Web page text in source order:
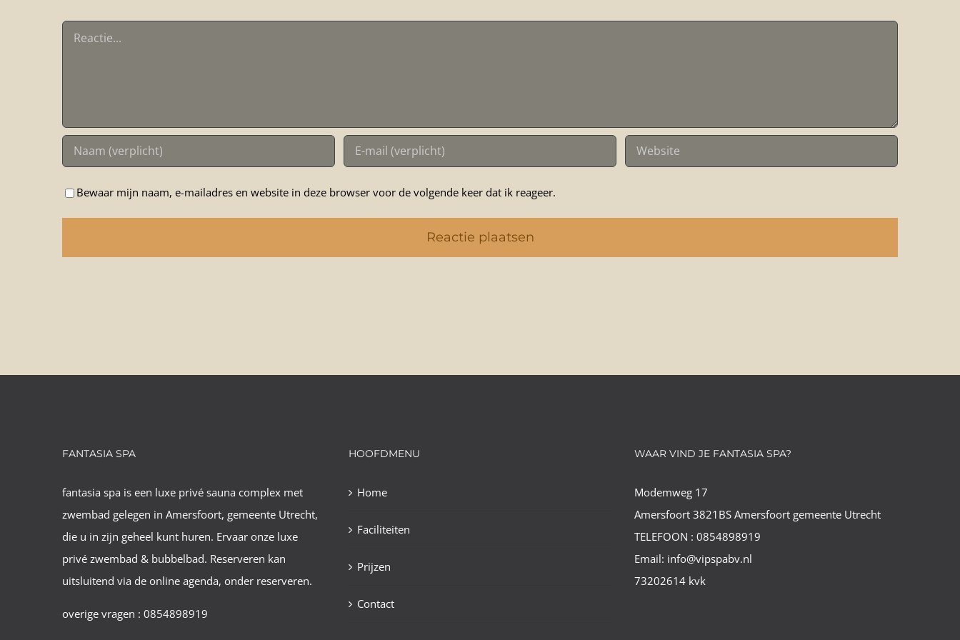
Reactie
Bewaar mijn naam, e-mailadres en website in deze browser voor de volgende keer dat ik reageer.
FANTASIA SPA
fantasia spa is een luxe privé sauna complex met
zwembad gelegen in Amersfoort, gemeente Utrecht,
die u in zijn geheel kunt huren. Ervaar onze luxe
privé zwembad & bubbelbad. Reserveren kan
uitsluitend via de online agenda, onder reserveren.
overige vragen : 0854898919
HOOFDMENU
Home
Faciliteiten
Prijzen
Contact
WAAR VIND JE FANTASIA SPA?
Modemweg 17
Amersfoort 3821BS Amersfoort gemeente Utrecht
TELEFOON : 0854898919
Email: info@vipspabv.nl
73202614 kvk